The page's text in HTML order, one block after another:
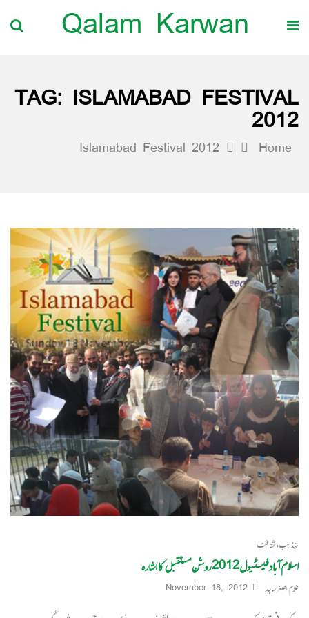
Qalam Karwan
TAG: ISLAMABAD FESTIVAL
2012
Home
Islamabad Festival 2012
تہذیب و ثقافت
اسلام آباد فیسٹیول2012 روشن مستقبل کا اشارہ
غلام اصغر ساجد November 18, 2012